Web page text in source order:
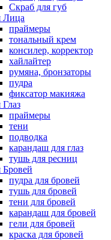
Скраб для губ
Лица
праймеры
тональный крем
консилер, корректор
хайлайтер
румяна, бронзаторы
пудра
фиксатор макияжа
праймеры
тени
подводка
карандаш для глаз
тушь для ресниц
Бровей
пудра для бровей
тушь для бровей
тени для бровей
карандаш для бровей
гели для бровей
краска для бровей